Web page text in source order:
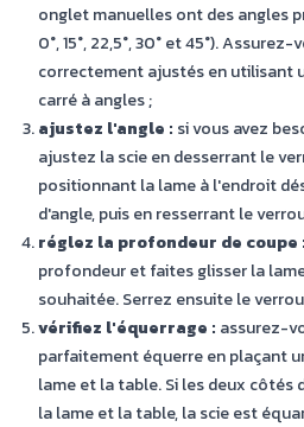
onglet manuelles ont des angles
0°, 15°, 22,5°, 30° et 45°).
correctement ajustés en utilisant
carré à angles ;
ajustez l'angle : si vous avez
ajustez la scie en desserrant le
positionnant la lame à l'endroit
d'angle, puis en resserrant le
réglez la profondeur de coupe :
profondeur et faites glisser la
souhaitée. Serrez ensuite le
vérifiez l'équerrage : assurez-
parfaitement équerre en plaçant
lame et la table. Si les deux côtés
la lame et la table, la scie est